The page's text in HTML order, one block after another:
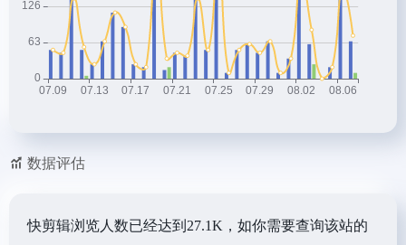
数据评估
快剪辑浏览人数已经达到27.1K，如你需要查询该站的